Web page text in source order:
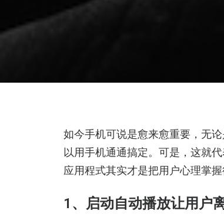
如今手机可说是愈来愈重要，无
以用手机通通搞定。可是，这就
应用程式其实才是把用户心理掌握
1、启动自动播放让用户